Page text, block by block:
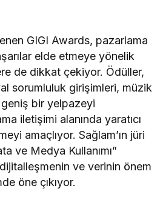
GIGI Awards, pazarlama
elde etmeye yönelik
de dikkat çekiyor. Ödüller,
sorumluluk girişimleri, müzik
bir yelpazeyi
iletişimi alanında yaratıcı
amaçlıyor. Sağlam’ın jüri
ve Medya Kullanımı”
ve verinin önem
öne çıkıyor.